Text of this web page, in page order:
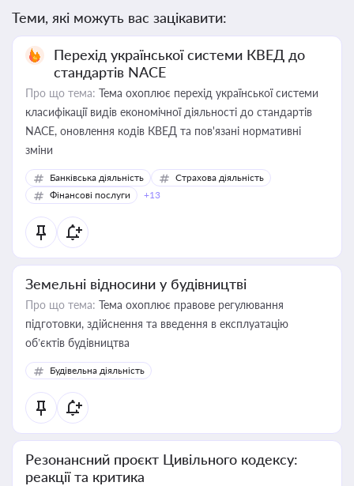
Теми, які можуть вас зацікавити:
Перехід української системи КВЕД до
стандартів NACE
Про що тема: Тема охоплює перехід української системи
класифікації видів економічної діяльності до стандартів
NACE, оновлення кодів КВЕД та пов'язані нормативні
зміни
Банківська діяльність
Страхова діяльність
Фінансові послуги
+13
Земельні відносини у будівництві
Про що тема: Тема охоплює правове регулювання
підготовки, здійснення та введення в експлуатацію
об’єктів будівництва
Будівельна діяльність
Резонансний проєкт Цивільного кодексу:
реакції та критика